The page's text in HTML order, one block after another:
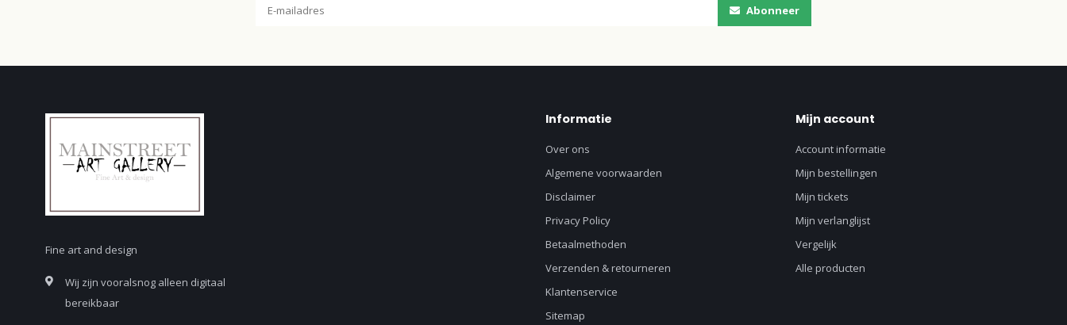
Abonneer
Fine art and design
Wij zijn vooralsnog alleen digitaal
bereikbaar
Informatie
Over ons
Algemene voorwaarden
Disclaimer
Privacy Policy
Betaalmethoden
Verzenden & retourneren
Klantenservice
Sitemap
Mijn account
Account informatie
Mijn bestellingen
Mijn tickets
Mijn verlanglijst
Vergelijk
Alle producten